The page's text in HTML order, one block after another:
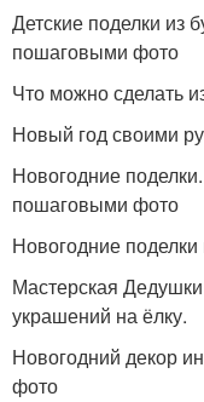
Детские поделки из
пошаговыми фото
Что можно сделать
Новый год своими
Новогодние
пошаговыми фото
Новогодние поделки
Мастерская
украшений на ёлку.
Новогодний декор
фото